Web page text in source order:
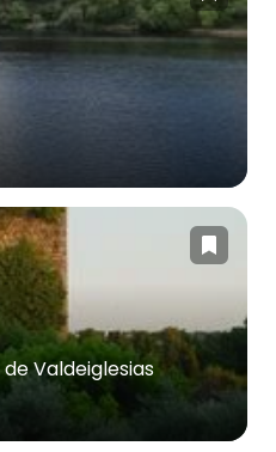
Valdeiglesias